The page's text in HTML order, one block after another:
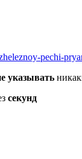
pechi-
указывать
секунд